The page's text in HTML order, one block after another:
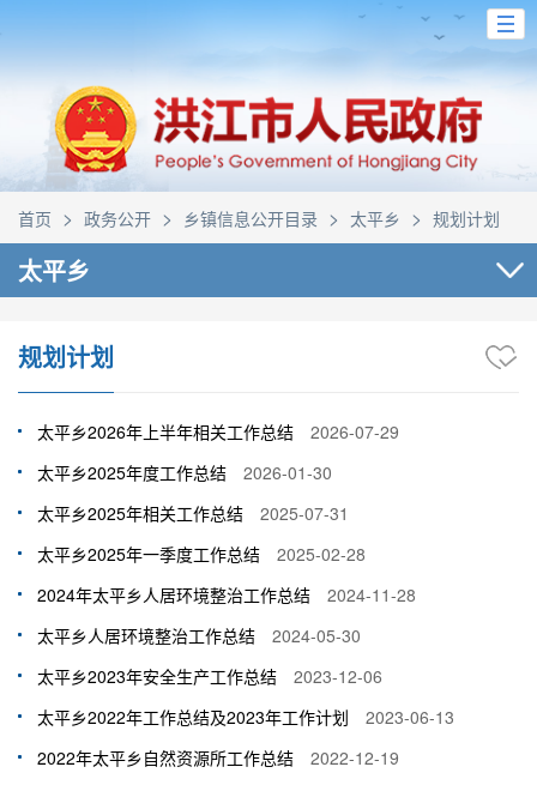
首页 > 政务公开 > 乡镇信息公开目录 > 太平乡 > 规划计划
太平乡
规划计划
太平乡2026年上半年相关工作总结
2026-07-29
太平乡2025年度工作总结
2026-01-30
太平乡2025年相关工作总结
2025-07-31
太平乡2025年一季度工作总结
2025-02-28
2024年太平乡人居环境整治工作总结
2024-11-28
太平乡人居环境整治工作总结
2024-05-30
太平乡2023年安全生产工作总结
2023-12-06
太平乡2022年工作总结及2023年工作计划
2023-06-13
2022年太平乡自然资源所工作总结
2022-12-19